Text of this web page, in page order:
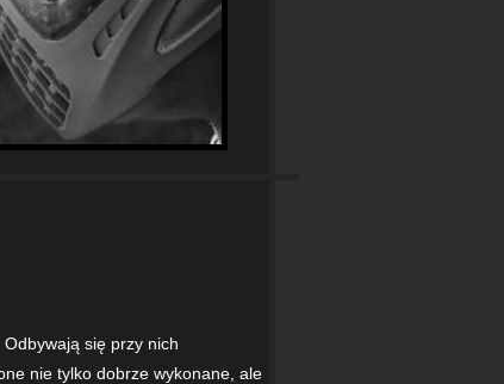
się przy nich
nie tylko dobrze wykonane, ale